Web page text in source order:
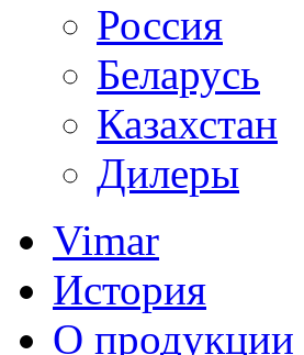
Россия
Беларусь
Казахстан
Дилеры
Vimar
История
О продукции